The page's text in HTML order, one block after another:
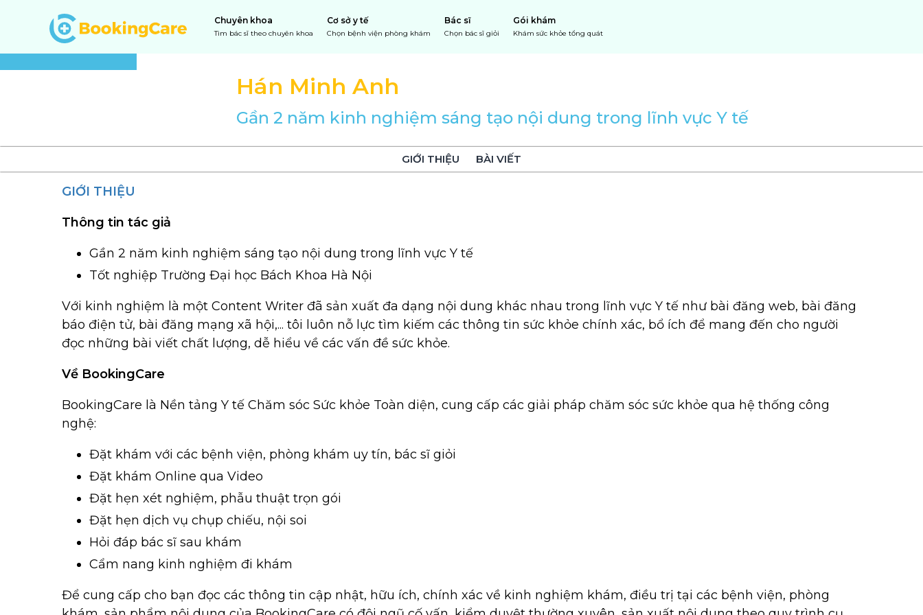
Chuyên khoa
Tìm bác sĩ theo chuyên khoa
Cơ sở y tế
Chọn bệnh viện phòng khám
Bác sĩ
Chọn bác sĩ giỏi
Gói khám
Khám sức khỏe tổng quát
Hán Minh Anh
Gần 2 năm kinh nghiệm sáng tạo nội dung trong lĩnh vực Y tế
GIỚI THIỆU BÀI VIẾT
GIỚI THIỆU
Thông tin tác giả
Gần 2 năm kinh nghiệm sáng tạo nội dung trong lĩnh vực Y tế
Tốt nghiệp Trường Đại học Bách Khoa Hà Nội
Với kinh nghiệm là một Content Writer đã sản xuất đa dạng nội dung khác nhau trong lĩnh vực Y tế như bài đăng web, bài đăng
báo điện tử, bài đăng mạng xã hội,... tôi luôn nỗ lực tìm kiếm các thông tin sức khỏe chính xác, bổ ích để mang đến cho người
đọc những bài viết chất lượng, dễ hiểu về các vấn đề sức khỏe.
Về BookingCare
BookingCare là Nền tảng Y tế Chăm sóc Sức khỏe Toàn diện, cung cấp các giải pháp chăm sóc sức khỏe qua hệ thống công
nghệ:
Đặt khám với các bệnh viện, phòng khám uy tín, bác sĩ giỏi
Đặt khám Online qua Video
Đặt hẹn xét nghiệm, phẫu thuật trọn gói
Đặt hẹn dịch vụ chụp chiếu, nội soi
Hỏi đáp bác sĩ sau khám
Cẩm nang kinh nghiệm đi khám
Để cung cấp cho bạn đọc các thông tin cập nhật, hữu ích, chính xác về kinh nghiệm khám, điều trị tại các bệnh viện, phòng